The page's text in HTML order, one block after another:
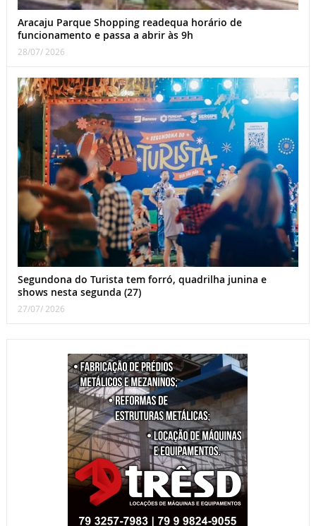
Aracaju Parque Shopping readequa horário de
funcionamento e passa a abrir às 9h
28/07/ 2026
Segundona do Turista tem forró, quadrilha junina e
shows nesta segunda (27)
27/07/ 2026